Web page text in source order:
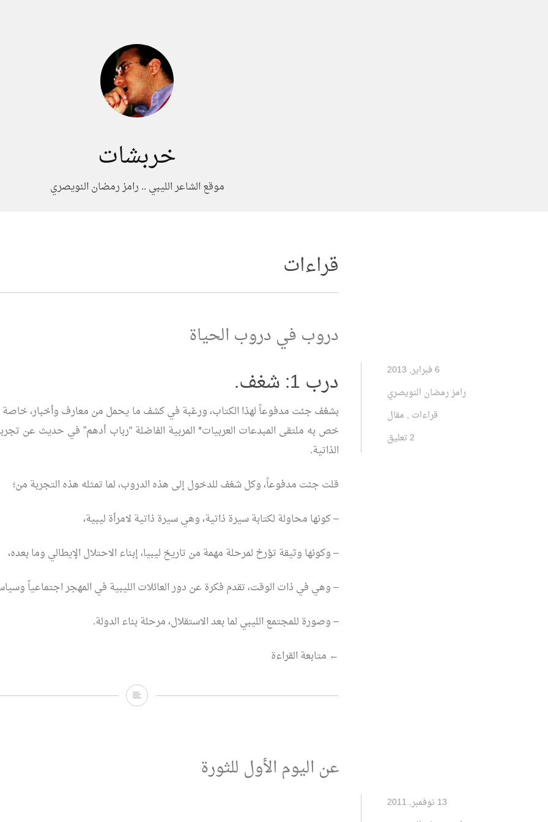
خربشات
موقع الشاعر الليبي .. رامز رمضان النويصري
قراءات
دروب في دروب الحياة
6 فبراير, 2013
رامز رمضان النويصري
قراءات , مقال
2 تعليق
درب 1: شغف.
بشغف جئت مدفوعاً لهذا الكتاب، ورغبة في كشف ما يحمل من معارف وأخبار، خاصة
خص به ملتقى المبدعات العربيات* المربية الفاضلة “رباب أدهم” في حديث عن
الذاتية.
قلت جئت مدفوعاً، وكل شغف للدخول إلى هذه الدروب، لما تمثله هذه التجربة من؛
– كونها محاولة لكتابة سيرة ذاتية، وهي سيرة ذاتية لامرأة ليبية،
– وكونها وثيقة تؤرخ لمرحلة مهمة من تاريخ ليبيا، إبناء الاحتلال الإيطالي وما بعده،
– وهي في ذات الوقت، تقدم فكرة عن دور العائلات الليبية في المهجر اجتماعياً
– وصورة للمجتمع الليبي لما بعد الاستقلال، مرحلة بناء الدولة.
“دروب
دروب
← متابعة القراءة
دروب
عن اليوم الأول للثورة
13 نوفمبر, 2011